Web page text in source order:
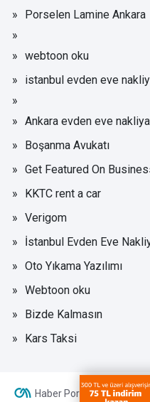
Porselen Lamine Ankara
webtoon oku
istanbul evden eve
Ankara evden eve
Boşanma Avukatı
Get Featured On
KKTC rent a car
Verigom
İstanbul Evden Eve
Oto Yıkama Yazılımı
Webtoon oku
Bizde Kalmasın
Kars Taksi
Haber Portalı Yazılımı